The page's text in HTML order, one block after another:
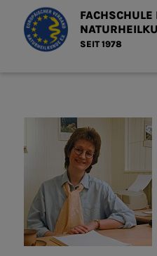
FACHSCHULE
SEIT 1978